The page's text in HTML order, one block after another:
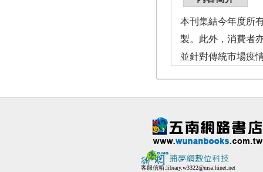
本刊集結今年度所
製。此外，消費者
並針對傳統市場疫
客服信箱:library.w3322@msa.hinet.net